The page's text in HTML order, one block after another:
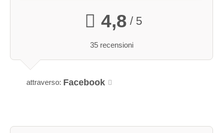
4,8 / 5
35 recensioni
attraverso: Facebook